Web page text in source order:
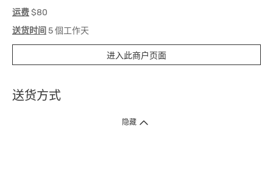
运费$80
送货时间 5 個工作天
进入此商户页面
送货方式
1. 送货到府（受卫生署条例规管产品除外 ）
隐藏